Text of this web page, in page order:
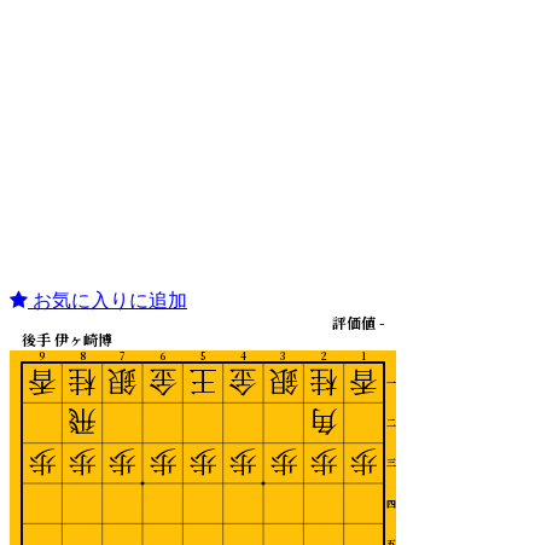
お気に入りに追加
1
2
3
4
5
6
7
8
9
一
二
三
四
後手 伊ヶ崎博
評価値 -
香
歩
桂
角
歩
銀
歩
金
歩
王
歩
金
歩
銀
歩
桂
飛
歩
香
歩